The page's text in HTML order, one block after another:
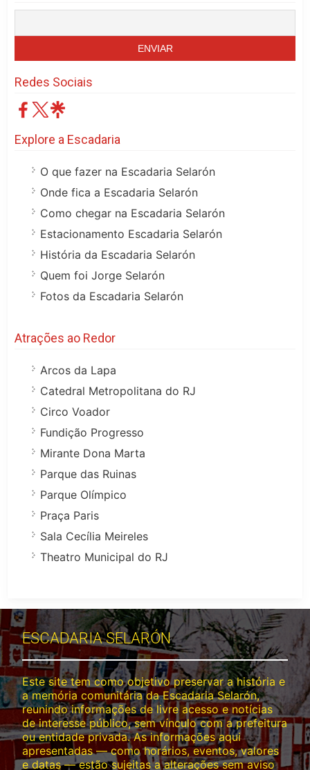
Redes Sociais
Explore a Escadaria
O que fazer na Escadaria Selarón
Onde fica a Escadaria Selarón
Como chegar na Escadaria Selarón
Estacionamento Escadaria Selarón
História da Escadaria Selarón
Quem foi Jorge Selarón
Fotos da Escadaria Selarón
Atrações ao Redor
Arcos da Lapa
Catedral Metropolitana do RJ
Circo Voador
Fundição Progresso
Mirante Dona Marta
Parque das Ruinas
Parque Olímpico
Praça Paris
Sala Cecília Meireles
Theatro Municipal do RJ
ESCADARIA SELARÓN
Este site tem como objetivo preservar a história e
a memória comunitária da Escadaria Selarón,
reunindo informações de livre acesso e notícias
de interesse público, sem vínculo com a prefeitura
ou entidade privada. As informações aqui
apresentadas — como horários, eventos, valores
e datas — estão sujeitas a alterações sem aviso